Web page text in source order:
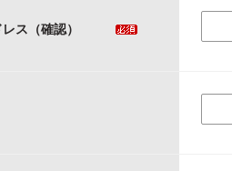
ス（確認）